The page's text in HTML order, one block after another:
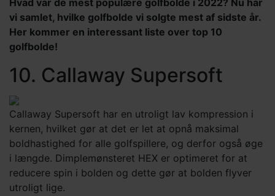
Hvad var de mest populære golfbolde i 2022? Nu har
vi samlet, hvilke golfbolde vi solgte mest af sidste år.
Her kommer en interessant liste over top 10
golfbolde!
10. Callaway Supersoft
Callaway Supersoft har en utroligt lav kompression i
kernen, hvilket gør at det er let at opnå maksimal
boldhastighed for alle golfspillere, og derfor også øge
i længde. Dimplemønsteret HEX er optimeret for at
reducere spin i bolden og dette gør at bolden flyver
utroligt lige.